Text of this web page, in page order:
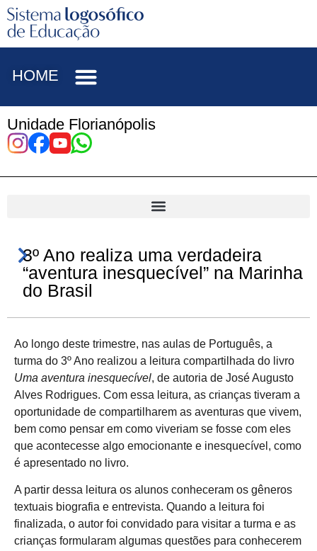
HOME
Unidade Florianópolis
3º Ano realiza uma verdadeira
“aventura inesquecível” na Marinha
do Brasil
Ao longo deste trimestre, nas aulas de Português, a
turma do 3º Ano realizou a leitura compartilhada do livro
Uma aventura inesquecível, de autoria de José Augusto
Alves Rodrigues. Com essa leitura, as crianças tiveram a
oportunidade de compartilharem as aventuras que vivem,
bem como pensar em como viveriam se fosse com eles
que acontecesse algo emocionante e inesquecível, como
é apresentado no livro.
A partir dessa leitura os alunos conheceram os gêneros
textuais biografia e entrevista. Quando a leitura foi
finalizada, o autor foi convidado para visitar a turma e as
crianças formularam algumas questões para conhecerem